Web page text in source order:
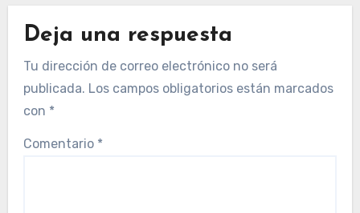
Deja una respuesta
Tu dirección de correo electrónico no será
publicada. Los campos obligatorios están marcados
con *
Comentario *